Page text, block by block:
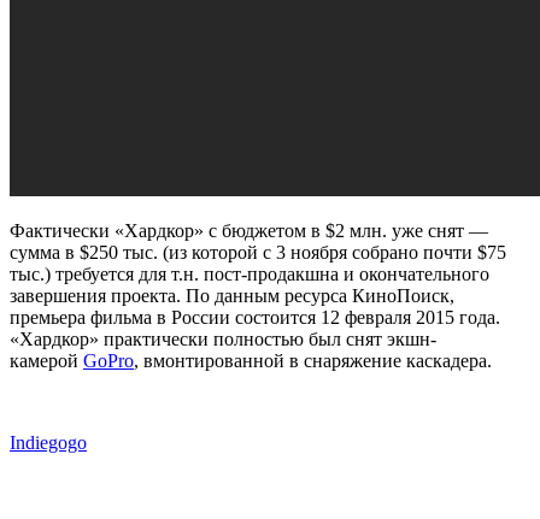
Фактически «Хардкор» с бюджетом в $2 млн. уже снят —
сумма в $250 тыс. (из которой с 3 ноября собрано почти $75
тыс.) требуется для т.н. пост-продакшна и окончательного
завершения проекта. По данным ресурса КиноПоиск,
премьера фильма в России состоится 12 февраля 2015 года.
«Хардкор» практически полностью был снят экшн-
камерой GoPro, вмонтированной в снаряжение каскадера.
Indiegogo